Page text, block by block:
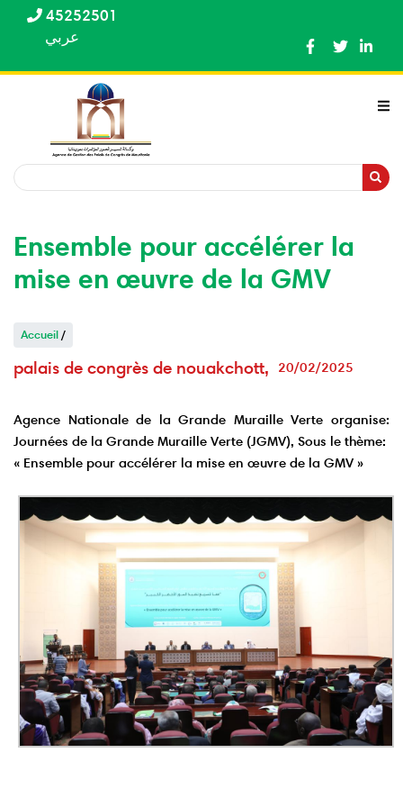
principal
45252501
عربي
Recherche
Recherche
Ensemble pour accélérer la
mise en œuvre de la GMV
Accueil /
palais de congrès de nouakchott 20/02/2025
Agence Nationale de la Grande Muraille Verte organise:
Journées de la Grande Muraille Verte (JGMV), Sous le thème:
« Ensemble pour accélérer la mise en œuvre de la GMV »